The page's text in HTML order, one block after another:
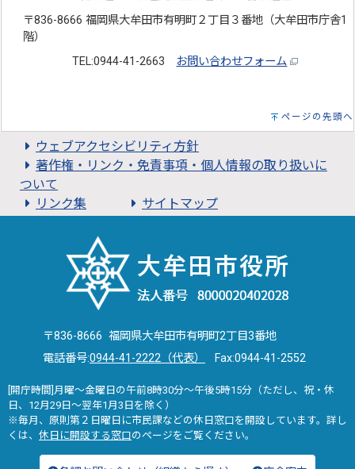
〒836-8666 福岡県大牟田市有明町２丁目３番地（大牟田市庁舎1
階）
TEL:0944-41-2663
お問い合わせフォーム
ページの先頭へ
ウェブアクセシビリティ方針
著作権・リンク・免責事項・個人情報の取り扱いに
ついて
リンク集
サイトマップ
〒836-8666 福岡県大牟田市有明町2丁目3番地
電話番号:0944-41-2222（代表） Fax:0944-41-2552
[開庁時間]月曜～金曜日の午前8時30分～午後5時15分（ただし、祝・休
日、12月29日～翌年1月3日を除く）
※毎月、原則第２日曜日に市民課などの休日窓口を開設しています。詳し
くは、 休日に開設する窓口のページをご覧ください。